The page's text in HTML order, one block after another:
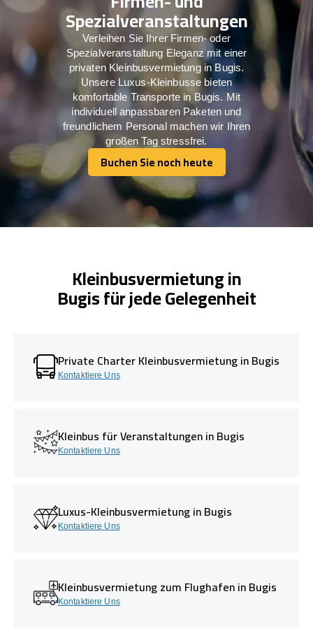
Spezialveranstaltungen
Verleihen Sie Ihrer Firmen- oder
Spezialveranstaltung Eleganz mit einer
privaten Kleinbusvermietung in Bugis.
Unsere Luxus-Kleinbusse bieten
komfortable Transporte in Bugis. Mit
individuell anpassbaren Paketen und
freundlichem Personal machen wir Ihren
großen Tag stressfrei.
Buchen Sie noch heute
Buchen Sie noch heute
Kleinbusvermietung in
Bugis für jede Gelegenheit
Private Charter Kleinbusvermietung in Bugis
Kontaktiere Uns
Kleinbus für Veranstaltungen in Bugis
Kontaktiere Uns
Luxus-Kleinbusvermietung in Bugis
Kontaktiere Uns
Kleinbusvermietung zum Flughafen in Bugis
Kontaktiere Uns